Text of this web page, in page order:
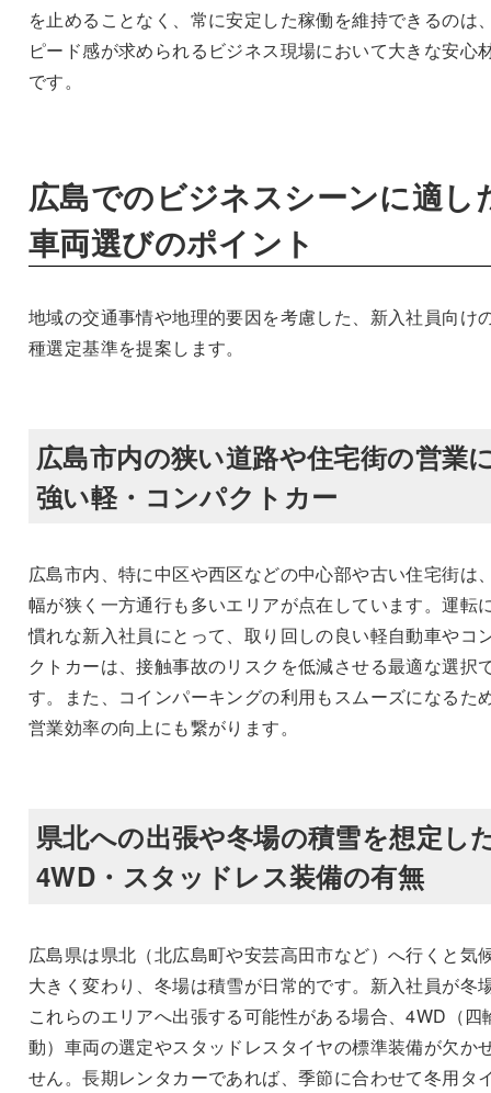
を止めることなく、常に安定した稼働を維持できるのは
ピード感が求められるビジネス現場において大きな安心
です。
広島でのビジネスシーンに適し
車両選びのポイント
地域の交通事情や地理的要因を考慮した、新入社員向け
種選定基準を提案します。
広島市内の狭い道路や住宅街の営業
強い軽・コンパクトカー
広島市内、特に中区や西区などの中心部や古い住宅街は
幅が狭く一方通行も多いエリアが点在しています。運転
慣れな新入社員にとって、取り回しの良い軽自動車やコ
クトカーは、接触事故のリスクを低減させる最適な選択
す。また、コインパーキングの利用もスムーズになるた
営業効率の向上にも繋がります。
県北への出張や冬場の積雪を想定し
4WD・スタッドレス装備の有無
広島県は県北（北広島町や安芸高田市など）へ行くと気
大きく変わり、冬場は積雪が日常的です。新入社員が冬
これらのエリアへ出張する可能性がある場合、4WD（四
動）車両の選定やスタッドレスタイヤの標準装備が欠か
せん。長期レンタカーであれば、季節に合わせて冬用タ